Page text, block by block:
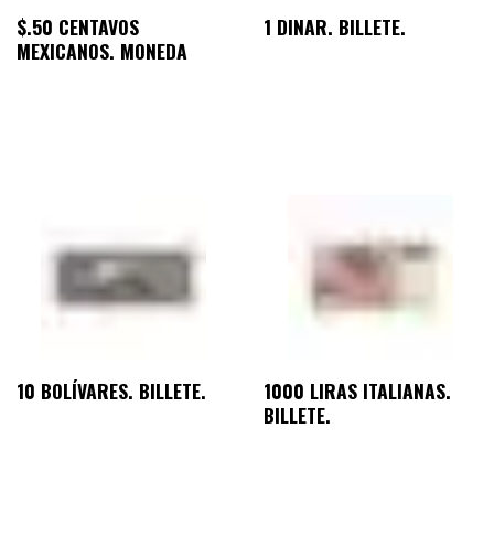
$.50 CENTAVOS
MEXICANOS. MONEDA
1 DINAR. BILLETE.
10 BOLÍVARES. BILLETE.
1000 LIRAS ITALIANAS.
BILLETE.